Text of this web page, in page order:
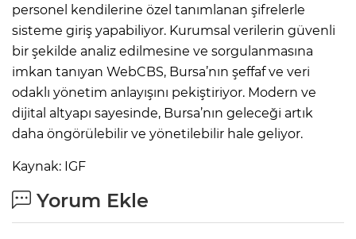
personel kendilerine özel tanımlanan şifrelerle
sisteme giriş yapabiliyor. Kurumsal verilerin güvenli
bir şekilde analiz edilmesine ve sorgulanmasına
imkan tanıyan WebCBS, Bursa’nın şeffaf ve veri
odaklı yönetim anlayışını pekiştiriyor. Modern ve
dijital altyapı sayesinde, Bursa’nın geleceği artık
daha öngörülebilir ve yönetilebilir hale geliyor.
Kaynak: IGF
Yorum Ekle